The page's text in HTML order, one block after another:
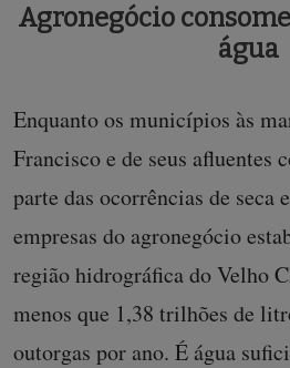
Agronegócio
água
Enquanto os municípios às
Francisco e de seus afluentes
parte das ocorrências de seca
empresas do agronegócio
região hidrográfica do Velho
menos que 1,38 trilhões de
outorgas por ano. É água